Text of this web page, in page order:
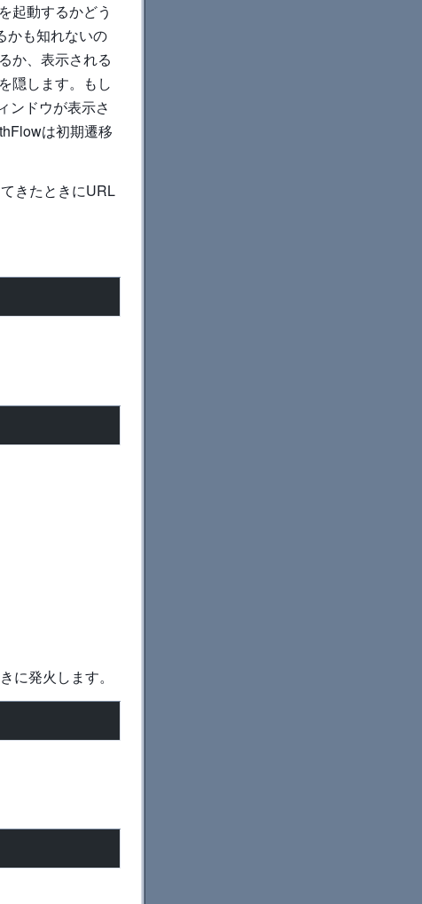
起動するかどう
かも知れないの
か、表示される
隠します。もし
ンドウが表示さ
は初期遷移
きたときにURL
に発火します。